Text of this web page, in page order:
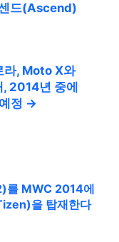
드(Ascend)
라, Moto X와
2014년 중에
정 →
를 MWC 2014에
을 탑재한다